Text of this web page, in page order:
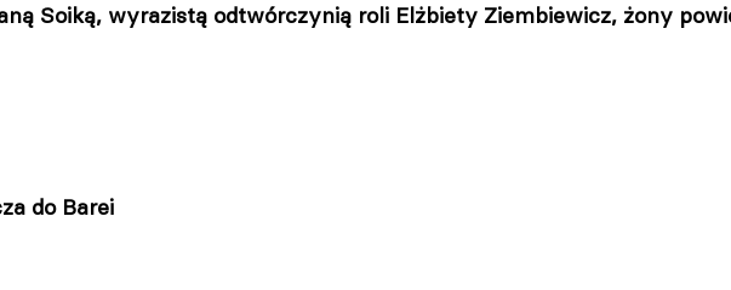
Soiką, wyrazistą odtwórczynią roli Elżbiety Ziembiewicz, żony
do Barei